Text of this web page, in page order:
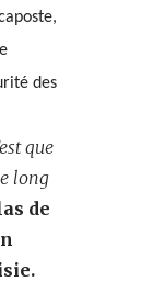
des
que
long
de